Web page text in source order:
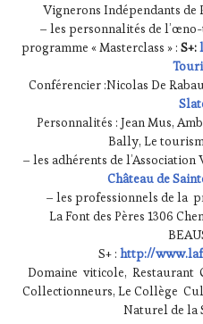
Vignerons Indépendants de
– les personnalités de
programme « Masterclass » : S+:
Conférencier :Nicolas De
Personnalités : Jean Mus,
Bally, Le
– les adhérents de l’Association
Château de
– les professionnels de la
La Font des Pères 1306
S+ : http://
Domaine viticole, Restaurant
Collectionneurs, Le Collège
Naturel de la